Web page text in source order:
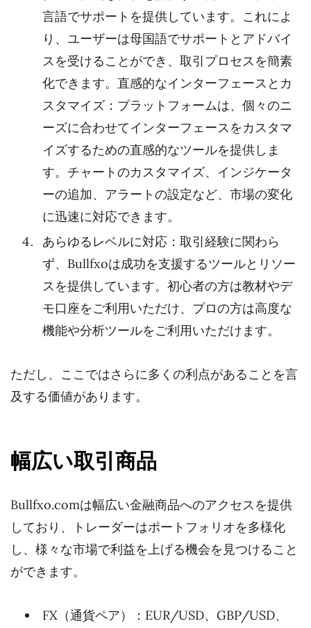
言語でサポートを提供しています。これによ
り、ユーザーは母国語でサポートとアドバイ
スを受けることができ、取引プロセスを簡素
化できます。直感的なインターフェースとカ
スタマイズ：プラットフォームは、個々のニ
ーズに合わせてインターフェースをカスタマ
イズするための直感的なツールを提供しま
す。チャートのカスタマイズ、インジケータ
ーの追加、アラートの設定など、市場の変化
に迅速に対応できます。
あらゆるレベルに対応：取引経験に関わら
ず、Bullfxoは成功を支援するツールとリソー
スを提供しています。初心者の方は教材やデ
モ口座をご利用いただけ、プロの方は高度な
機能や分析ツールをご利用いただけます。
ただし、ここではさらに多くの利点があることを言
及する価値があります。
幅広い取引商品
Bullfxo.comは幅広い金融商品へのアクセスを提供
しており、トレーダーはポートフォリオを多様化
し、様々な市場で利益を上げる機会を見つけること
ができます。
FX（通貨ペア）：EUR/USD、GBP/USD、